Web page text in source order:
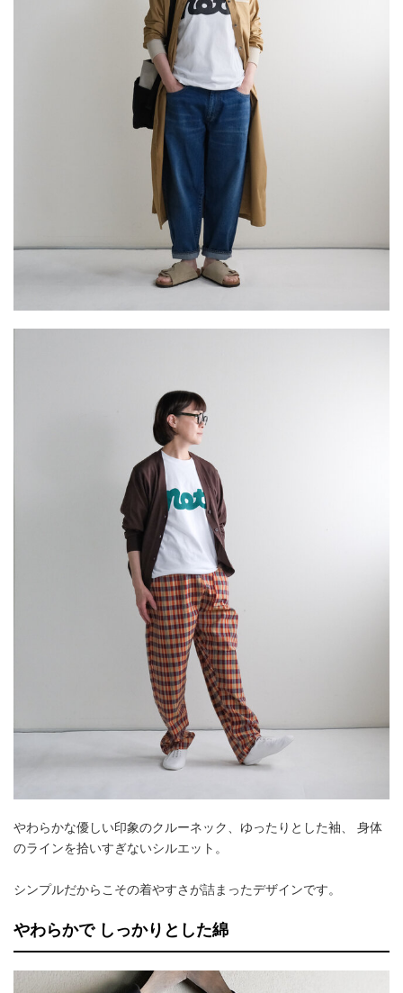
やわらかな優しい印象のクルーネック、ゆったりとした袖、 身体
のラインを拾いすぎないシルエット。
シンプルだからこその着やすさが詰まったデザインです。
やわらかで しっかりとした綿